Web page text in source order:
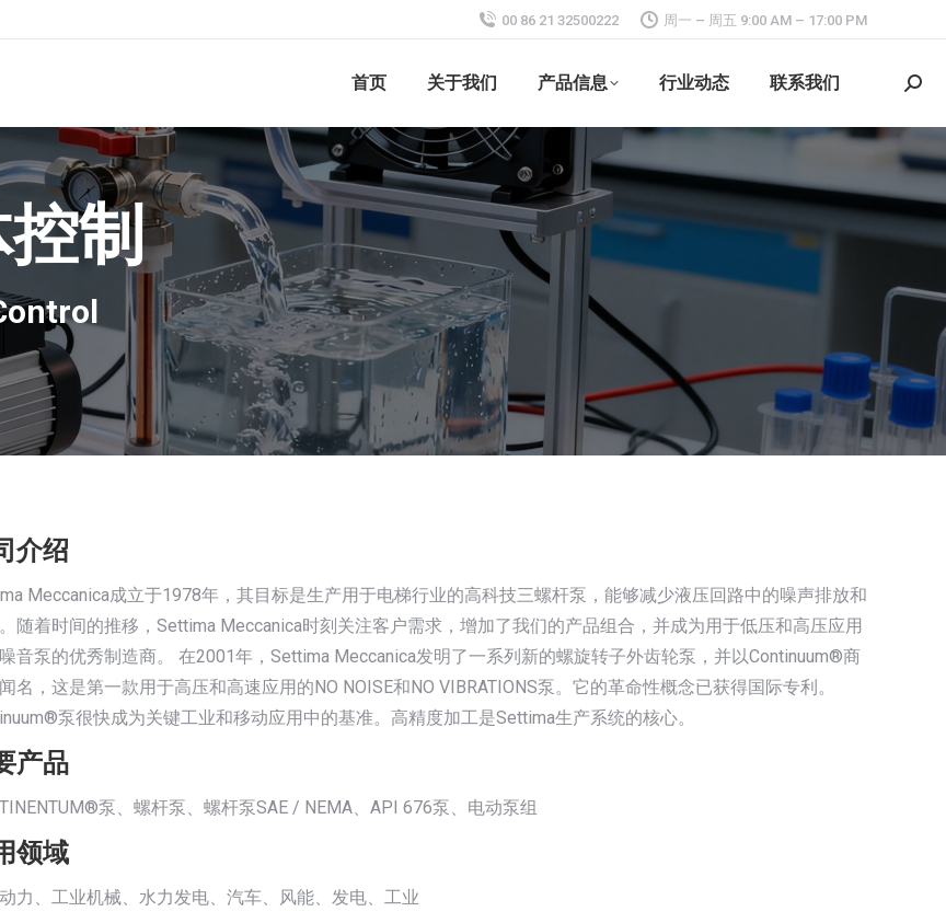
00 86 21 32500222 周一 – 周五 9:00 AM – 17:00 PM
首页 关于我们 产品信息 行业动态 联系我们
搜
制
介绍
Meccanica成立于1978年，其目标是生产用于电梯行业的高科技三螺杆泵，能够减少液压回路中的噪声排放和
随着时间的推移，Settima Meccanica时刻关注客户需求，增加了我们的产品组合，并成为用于低压和高压应用
音泵的优秀制造商。 在2001年，Settima Meccanica发明了一系列新的螺旋转子外齿轮泵，并以Continuum®商
名，这是第一款用于高压和高速应用的NO NOISE和NO VIBRATIONS泵。它的革命性概念已获得国际专利。
泵很快成为关键工业和移动应用中的基准。高精度加工是Settima生产系统的核心。
产品
泵、螺杆泵、螺杆泵SAE / NEMA、API 676泵、电动泵组
领域
力、工业机械、水力发电、汽车、风能、发电、工业